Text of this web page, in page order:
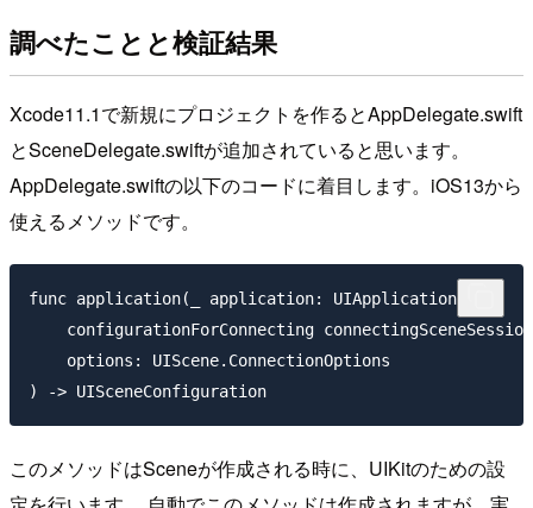
調べたことと検証結果
Xcode11.1で新規にプロジェクトを作るとAppDelegate.swift
とSceneDelegate.swiftが追加されていると思います。
AppDelegate.swiftの以下のコードに着目します。iOS13から
使えるメソッドです。
func application(_ application: UIApplication,
configurationForConnecting
    options: UIScene.ConnectionOptions
このメソッドはSceneが作成される時に、UIKitのための設